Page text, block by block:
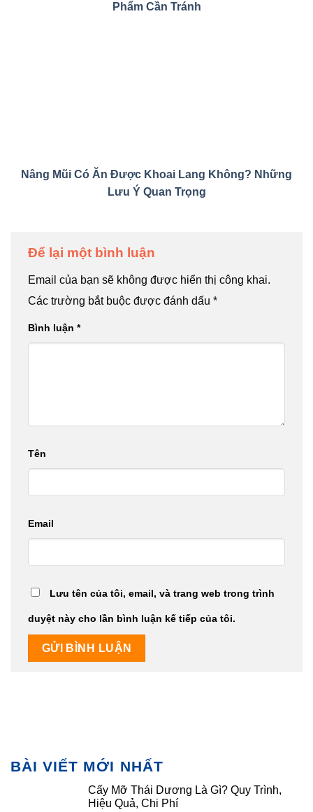
Phẩm Cần Tránh
Nâng Mũi Có Ăn Được Khoai Lang Không? Những
Lưu Ý Quan Trọng
Để lại một bình luận
Email của bạn sẽ không được hiển thị công khai.
Các trường bắt buộc được đánh dấu *
Bình luận *
Tên
Email
Lưu tên của tôi, email, và trang web trong trình
duyệt này cho lần bình luận kế tiếp của tôi.
BÀI VIẾT MỚI NHẤT
Cấy Mỡ Thái Dương Là Gì? Quy Trình,
Hiệu Quả, Chi Phí